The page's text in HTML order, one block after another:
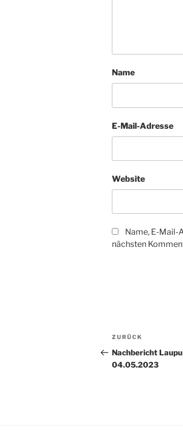
Name
E-Mail-Adresse
Website
Name, E-Mail-
nächsten
Vorheriger
Beitrag
ZURÜCK
Nachbericht
04.05.2023